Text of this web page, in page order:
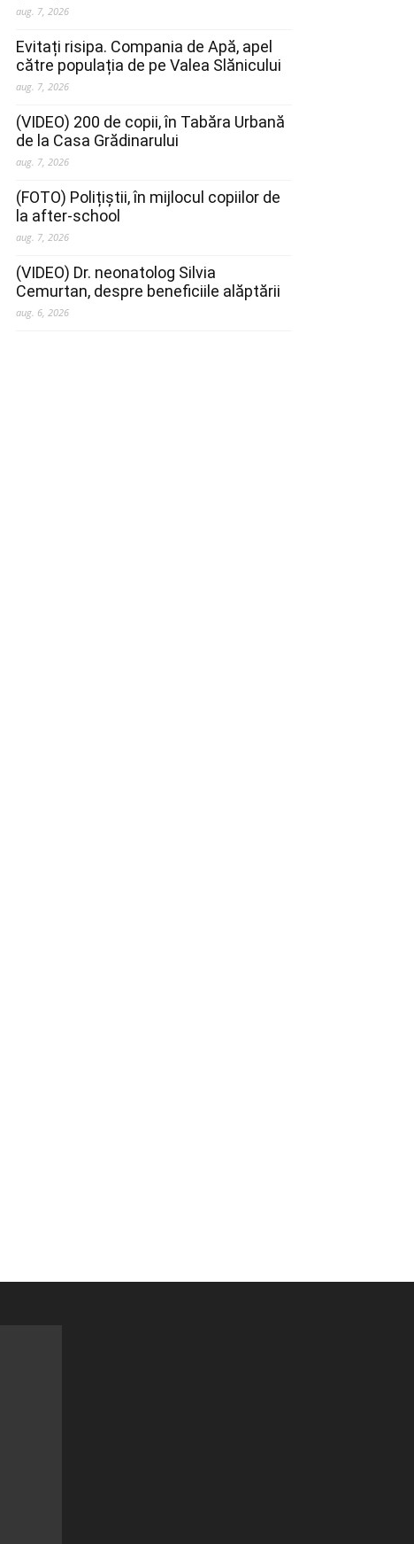
aug. 7, 2026
Evitați risipa. Compania de Apă, apel
către populația de pe Valea Slănicului
aug. 7, 2026
(VIDEO) 200 de copii, în Tabăra Urbană
de la Casa Grădinarului
aug. 7, 2026
(FOTO) Polițiștii, în mijlocul copiilor de
la after-school
aug. 7, 2026
(VIDEO) Dr. neonatolog Silvia
Cemurtan, despre beneficiile alăptării
aug. 6, 2026